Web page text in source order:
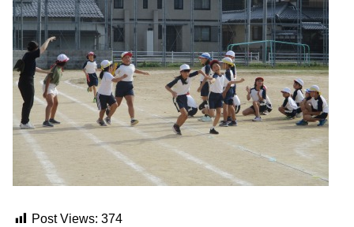
Post Views: 374